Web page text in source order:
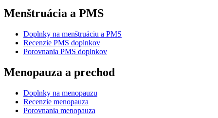
Menštruácia a PMS
Doplnky na menštruáciu a PMS
Recenzie PMS doplnkov
Porovnania PMS doplnkov
Menopauza a prechod
Doplnky na menopauzu
Recenzie menopauza
Porovnania menopauza